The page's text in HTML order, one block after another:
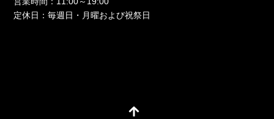
定休日：毎週日・月曜および祝祭日